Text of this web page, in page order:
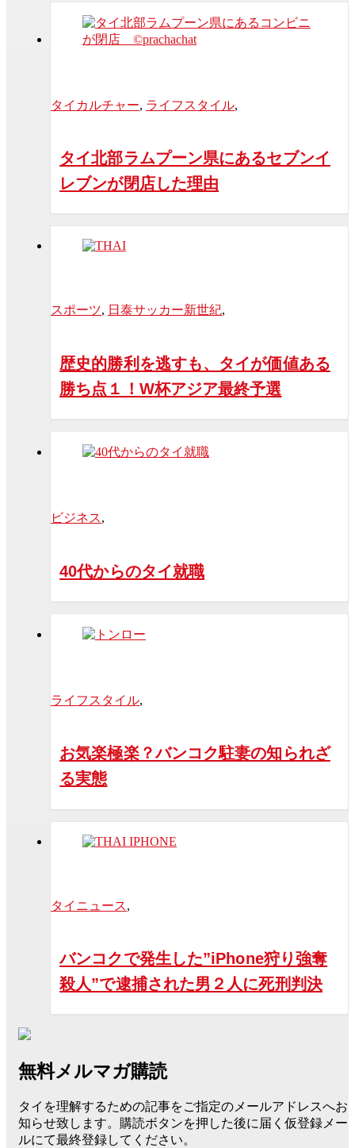
タイカルチャー, ライフスタイル,
タイ北部ラムプーン県にあるセブンイ
レブンが閉店した理由
スポーツ, 日泰サッカー新世紀,
歴史的勝利を逃すも、タイが価値ある
勝ち点１！W杯アジア最終予選
ビジネス,
40代からのタイ就職
ライフスタイル,
お気楽極楽？バンコク駐妻の知られざ
る実態
タイニュース,
バンコクで発生した”iPhone狩り強奪
殺人”で逮捕された男２人に死刑判決
無料メルマガ購読
タイを理解するための記事をご指定のメールアドレスへお
知らせ致します。購読ボタンを押した後に届く仮登録メー
ルにて最終登録してください。